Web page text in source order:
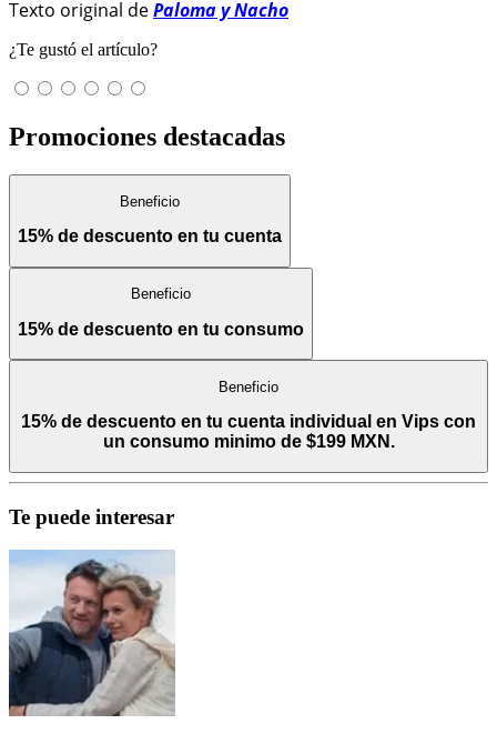
Texto original dePaloma y Nacho
¿Te gustó el artículo?
Promociones destacadas
Beneficio
15% de descuento en tu cuenta
Beneficio
15% de descuento en tu consumo
Beneficio
15% de descuento en tu cuenta individual en Vips con
un consumo minimo de $199 MXN.
Te puede interesar